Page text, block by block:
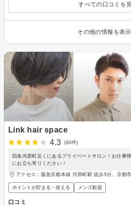
すべての口コミを
その他の情報を表示
Link hair space
4.3
(30件)
四条河原町近くにあるプライベートサロン！お仕事
にお立ち寄りください！
アクセス：阪急京都本線 河原町駅 徒歩5分、京都
ポイントが貯まる・使える メンズ歓迎
口コミ